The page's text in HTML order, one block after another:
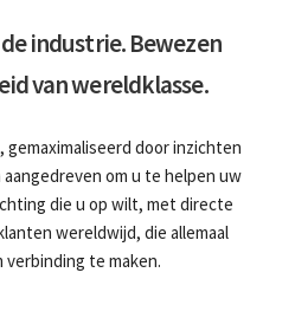
industrie. Bewezen
van wereldklasse.
gemaximaliseerd door inzichten
om u te helpen uw
die u op wilt, met directe
wereldwijd, die allemaal
verbinding te maken.